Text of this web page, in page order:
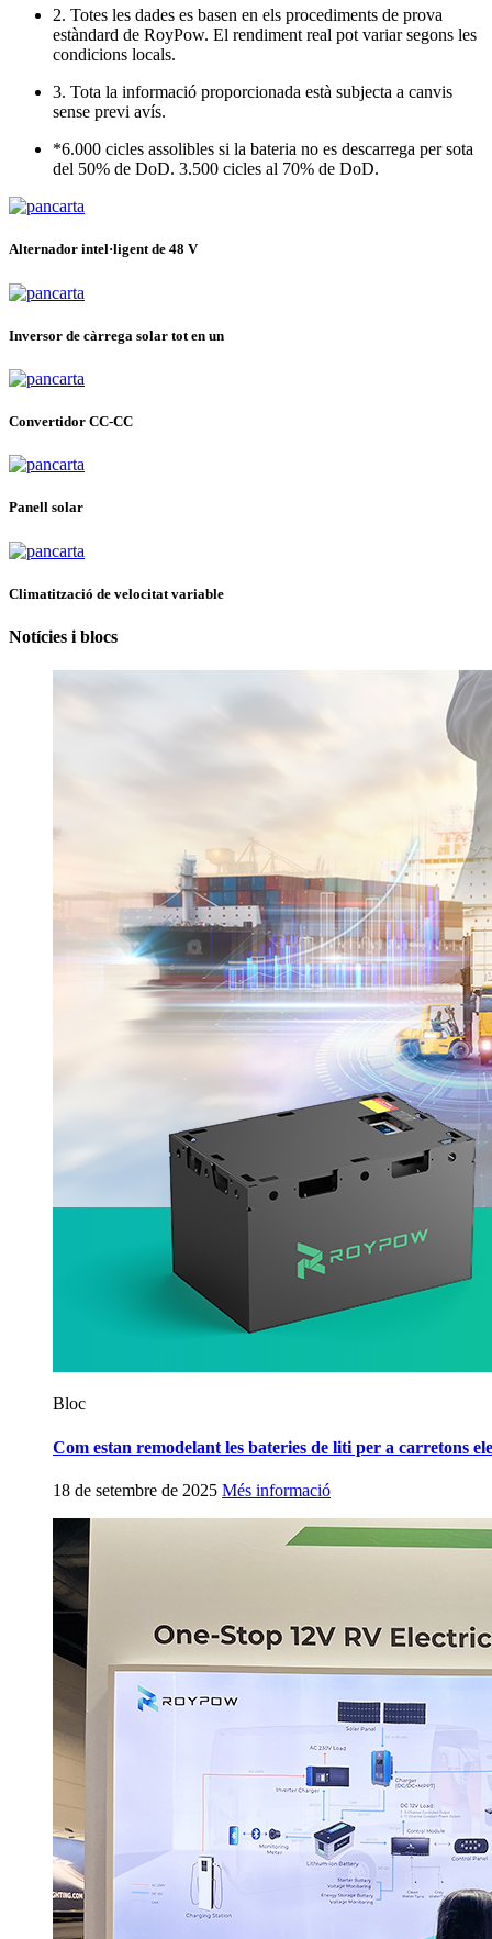
2. Totes les dades es basen en els procediments de prova
estàndard de RoyPow. El rendiment real pot variar segons les
condicions locals.
3. Tota la informació proporcionada està subjecta a canvis
sense previ avís.
*6.000 cicles assolibles si la bateria no es descarrega per sota
del 50% de DoD. 3.500 cicles al 70% de DoD.
Alternador intel·ligent de 48 V
Inversor de càrrega solar tot en un
Convertidor CC-CC
Panell solar
Climatització de velocitat variable
Notícies i blocs
Bloc
Com estan remodelant les bateries de liti per a carretons
18 de setembre de 2025 Més informació